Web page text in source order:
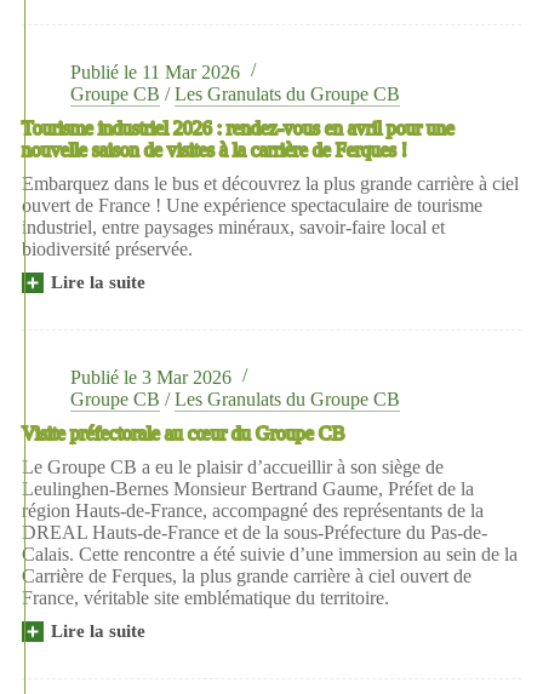
EDF
Gravelines
Granulats
CB
obtient
certification
ISO
Publié le 11 Mar 2026
Groupe CB /Les Granulats du Groupe CB
Tourisme industriel 2026 : rendez-vous en avril pour une
nouvelle saison de visites à la carrière de Ferques !
Embarquez dans le bus et découvrez la plus grande carrière à ciel
ouvert de France ! Une expérience spectaculaire de tourisme
industriel, entre paysages minéraux, savoir-faire local et
biodiversité préservée.
Lire la suite
Tourisme
2026
rendez-
vous
avril
une
nouvelle
saison
de
visites
à
la
carrière
de
!
Publié le 3 Mar 2026
Groupe CB /Les Granulats du Groupe CB
Visite préfectorale au cœur du Groupe CB
Le Groupe CB a eu le plaisir d’accueillir à son siège de
Leulinghen-Bernes Monsieur Bertrand Gaume, Préfet de la
région Hauts-de-France, accompagné des représentants de la
DREAL Hauts-de-France et de la sous‑Préfecture du Pas-de-
Calais. Cette rencontre a été suivie d’une immersion au sein de la
Carrière de Ferques, la plus grande carrière à ciel ouvert de
France, véritable site emblématique du territoire.
Lire la suite
Visite
au